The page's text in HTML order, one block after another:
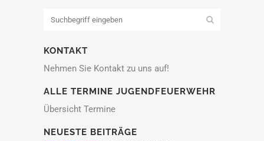
KONTAKT
Nehmen Sie Kontakt zu uns auf!
ALLE TERMINE JUGENDFEUERWEHR
Übersicht Termine
NEUESTE BEITRÄGE